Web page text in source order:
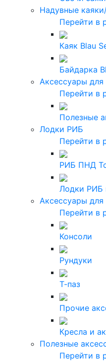
Надувные
Перейти в
Каяк Blau
Байдарка
Аксессуары для
Перейти в
Полезные
Лодки РИБ
Перейти в
РИБ ПНД
Лодки РИБ
Аксессуары
Перейти в
Консоли
Рундуки
Т-паз
Прочие
Кресла и
Полезные
Перейти в